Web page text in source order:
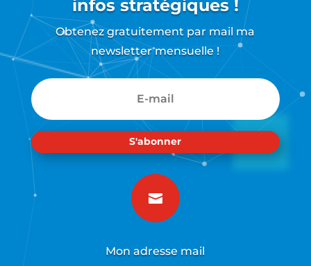
infos stratégiques !
Obtenez gratuitement par mail ma
newsletter mensuelle !
S'abonner

Mon adresse mail